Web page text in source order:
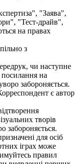
"Заява",
"Тест-драйв",
на правах
з
чи наступне
на
забороняється.
є автор
творів
забороняється.
для осіб
іграх може
правил